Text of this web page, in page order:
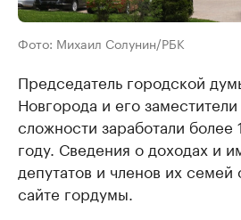
Фото: Михаил Солунин/РБК
Председатель городской
Новгорода и его
сложности заработали
году. Сведения о доходах и
депутатов и членов их семей
сайте гордумы.